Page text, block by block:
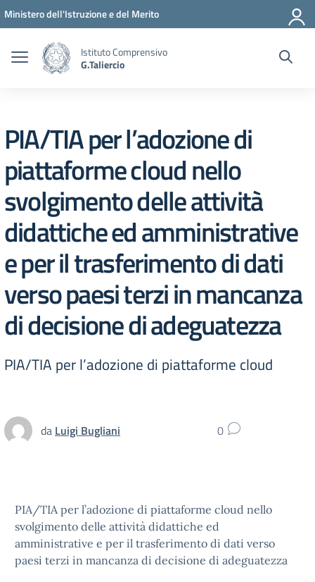
Vai ai contenuti
Vai al menu di navigazione
Vai al footer
Ministero dell'Istruzione e del Merito
Istituto Comprensivo
G.Taliercio
PIA/TIA per l’adozione di
piattaforme cloud nello
svolgimento delle attività
didattiche ed amministrative
e per il trasferimento di dati
verso paesi terzi in mancanza
di decisione di adeguatezza
PIA/TIA per l’adozione di piattaforme cloud
da Luigi Bugliani 0
PIA/TIA per l’adozione di piattaforme cloud nello
svolgimento delle attività didattiche ed
amministrative e per il trasferimento di dati verso
paesi terzi in mancanza di decisione di adeguatezza